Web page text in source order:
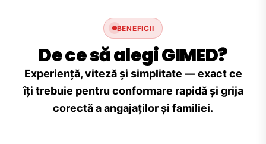
BENEFICII
De ce să alegi GIMED?
Experiență, viteză și simplitate — exact ce
îți trebuie pentru conformare rapidă și grija
corectă a angajaților și familiei.